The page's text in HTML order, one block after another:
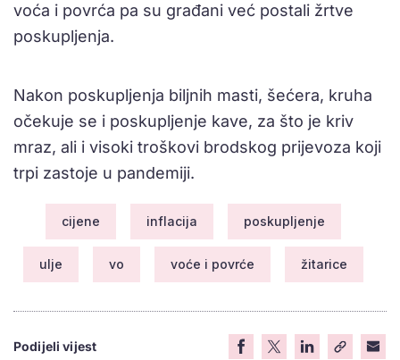
voća i povrća pa su građani već postali žrtve
poskupljenja.
Nakon poskupljenja biljnih masti, šećera, kruha
očekuje se i poskupljenje kave, za što je kriv
mraz, ali i visoki troškovi brodskog prijevoza koji
trpi zastoje u pandemiji.
cijene inflacija poskupljenje
ulje vo voće i povrće žitarice
Podijeli vijest